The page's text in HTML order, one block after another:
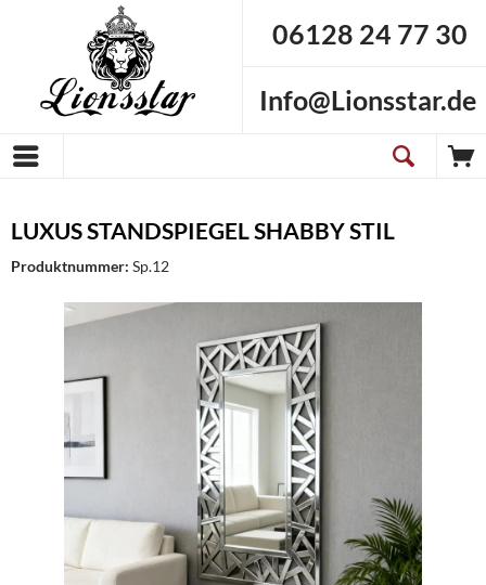
06128 24 77 30
Info@Lionsstar.de
LUXUS STANDSPIEGEL SHABBY STIL
Produktnummer: Sp.12